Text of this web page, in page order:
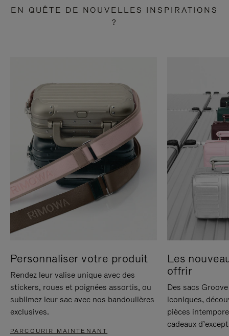
EN QUÊTE DE NOUVELLES INSPIRATIONS
?
Personnaliser votre produit
Rendez leur valise unique avec des
stickers, roues et poignées assortis, ou
sublimez leur sac avec nos bandoulières
exclusives.
PARCOURIR MAINTENANT
Les
offrir
Des sacs
iconiques,
pièces
cadeaux